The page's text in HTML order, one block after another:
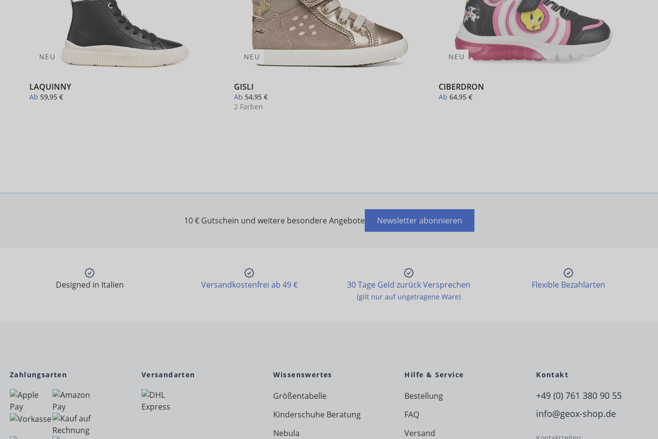
NEU
LAQUINNY
Ab 59,95 €
NEU
GISLI
Ab 54,95 €
2 Farben
NEU
CIBERDRON
Ab 64,95 €
10 € Gutschein und weitere besondere Angebote Newsletter abonnieren
Designed in Italien Versandkostenfrei ab 49 € 30 Tage Geld zurück Versprechen
(gilt nur auf ungetragene Ware)
Flexible Bezahlarten
Zahlungsarten Versandarten Wissenswertes
Größentabelle
Kinderschuhe Beratung
Nebula
Hilfe & Service
Bestellung
FAQ
Versand
Kontakt
+49 (0) 761 380 90 55
info@geox-shop.de